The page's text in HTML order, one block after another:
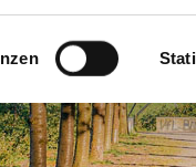
Die von Ihnen
angepasst oder